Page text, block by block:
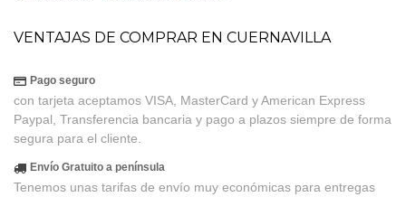
VENTAJAS DE COMPRAR EN CUERNAVILLA
Pago seguro
con tarjeta aceptamos VISA, MasterCard y American Express
Paypal, Transferencia bancaria y pago a plazos siempre de forma
segura para el cliente.
Envío Gratuito a península
Tenemos unas tarifas de envío muy económicas para entregas